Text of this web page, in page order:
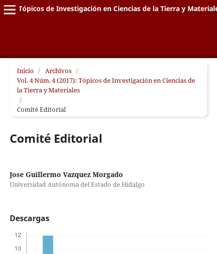
Tópicos de Investigación en Ciencias de la Tierra y
Inicio / Archivos /
Vol. 4 Núm. 4 (2017): Tópicos de Investigación en Ciencias de
la Tierra y Materiales
/
Comité Editorial
Comité Editorial
Jose Guillermo Vazquez Morgado
Universidad Autónoma del Estado de Hidalgo
Descargas